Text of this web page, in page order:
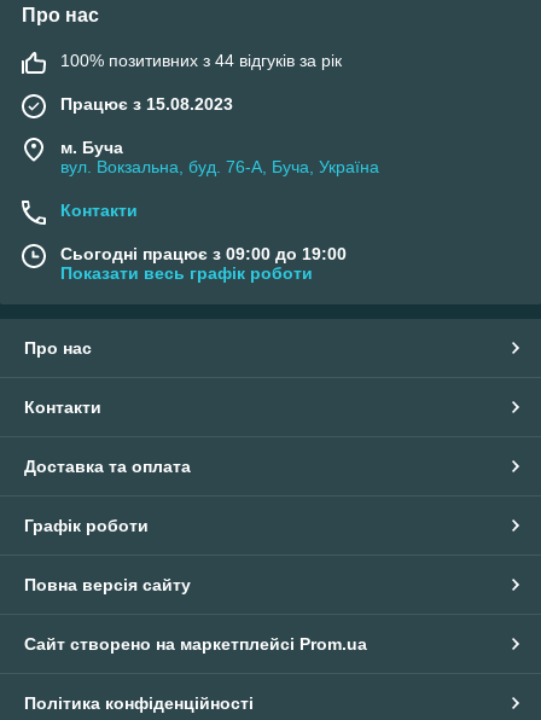
Про нас
100% позитивних з 44 відгуків за рік
Працює з 15.08.2023
м. Буча
вул. Вокзальна, буд. 76-А, Буча, Україна
Контакти
Сьогодні працює з 09:00 до 19:00
Показати весь графік роботи
Про нас
Контакти
Доставка та оплата
Графік роботи
Повна версія сайту
Сайт створено на маркетплейсі Prom.ua
Політика конфіденційності